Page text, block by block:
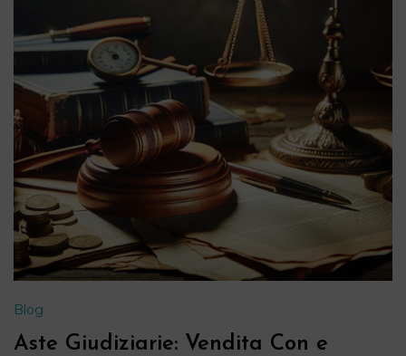
Blog
Aste Giudiziarie: Vendita Con e